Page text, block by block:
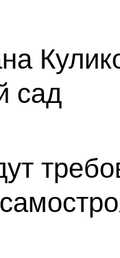
сад